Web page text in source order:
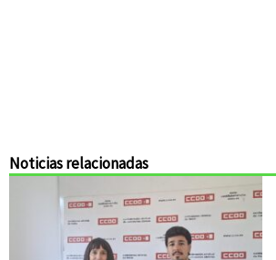
Noticias relacionadas